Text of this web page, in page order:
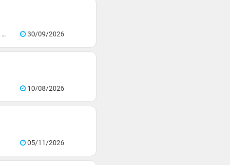
30/09/2026
10/08/2026
05/11/2026